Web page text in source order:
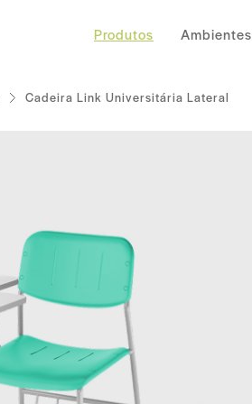
Produtos Ambientes
Cadeira Link Universitária Lateral